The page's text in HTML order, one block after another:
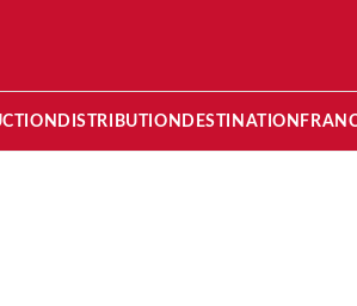
DISTRIBUTION DESTINATION